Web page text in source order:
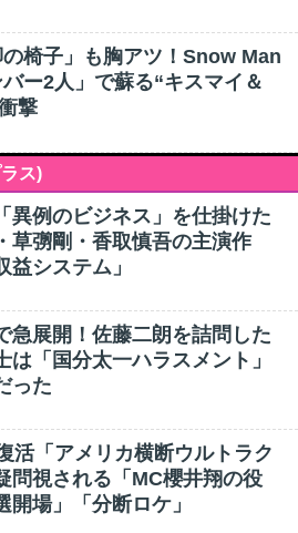
椅子」も胸アツ！Snow Man
ー2人」で蘇る“キスマイ＆
撃
ス)
異例のビジネス」を仕掛けた
草彅剛・香取慎吾の主演作
益システム」
急展開！佐藤二朗を詰問した
は「国分太一ハラスメント」
った
活「アメリカ横断ウルトラク
問視される「MC櫻井翔の役
開場」「分断ロケ」